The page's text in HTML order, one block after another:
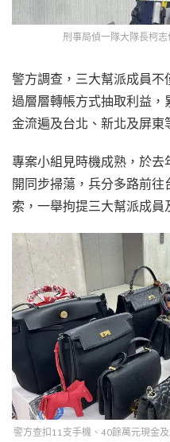
刑事局偵一隊大隊長柯
警方調查，三大幫派成員
過層層轉帳方式抽取利益
金流遍及台北、新北及屏東
專案小組見時機成熟，於
開同步掃蕩，兵分多路前
索，一舉拘提三大幫派成員
警方查扣11支手機、40餘萬元現金